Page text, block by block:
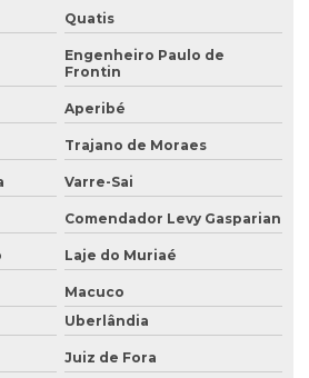
ambiental
ambiental
Quatis
Engenheiro Paulo de
Frontin
Aperibé
Trajano de Moraes
Varre-Sai
Comendador Levy Gasparian
Laje do Muriaé
Macuco
Uberlândia
Juiz de Fora